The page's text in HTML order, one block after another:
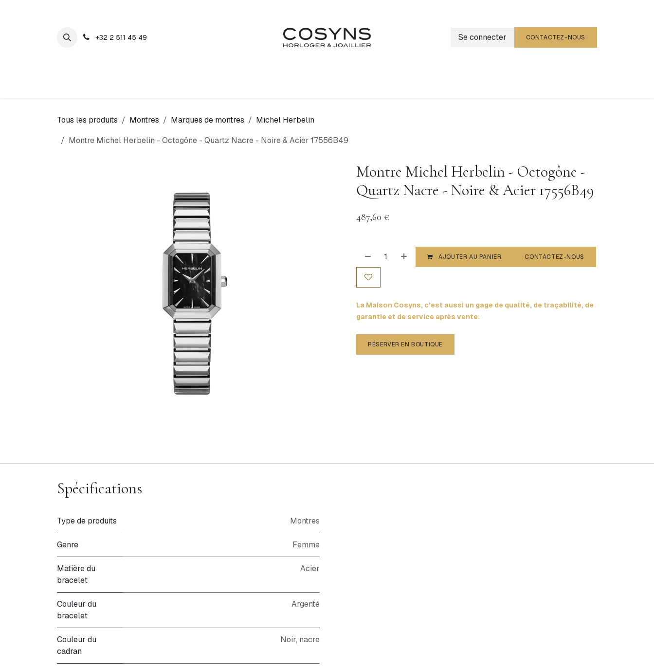
+32 2 511 45 49 Se connecter CONTACTEZ-NOUS
Tous les produits Montres Marques de montres
Michel Herbelin
Montre Michel Herbelin - Octogône - Quartz Nacre - Noire & Acier 17556B49
Montre Michel Herbelin - Octogône -
Quartz Nacre - Noire & Acier 17556B49
487,60 €
AJOUTER AU PANIER CONTACTEZ-NOUS
La Maison Cosyns, c'est aussi un gage de qualité, de traçabilité, de
garantie et de service après vente.
RÉSERVER EN BOUTIQUE
Spécifications
Type de produits Montres
Genre Femme
Matière du
bracelet
Acier
Couleur du
bracelet
Argenté
Couleur du
cadran
Noir, nacre